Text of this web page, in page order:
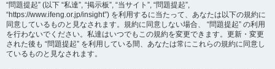
“問題提起” (以下 “私達”, “掲示板”, “当サイト”, “問題提起”,
“https://www.ifeng.or.jp/insight”) を利用するに当たって、あなたは以下の規約に
同意しているものと見なされます。規約に同意しない場合、 “問題提起” の利用
を行わないでください。私達はいつでもこの規約を変更できます。更新・変更
された後も “問題提起” を利用している間、あなたは常にこれらの規約に同意し
ているものと見なされます。